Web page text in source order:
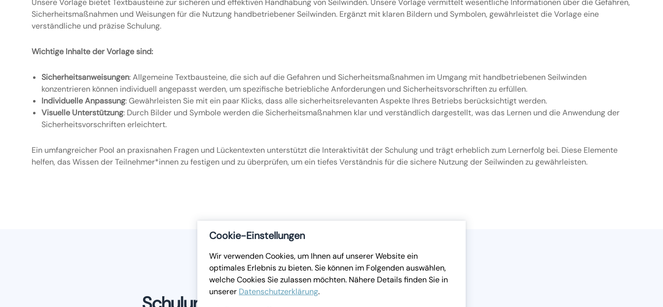
Unsere Vorlage bietet Textbausteine zur sicheren und effektiven Handhabung von Seilwinden. Unsere Vorlage vermittelt wesentliche Informationen über die Gefahren,
Sicherheitsmaßnahmen und Weisungen für die Nutzung handbetriebener Seilwinden. Ergänzt mit klaren Bildern und Symbolen, gewährleistet die Vorlage eine
verständliche und präzise Schulung.
Wichtige Inhalte der Vorlage sind:
Sicherheitsanweisungen: Allgemeine Textbausteine, die sich auf die Gefahren und Sicherheitsmaßnahmen im Umgang mit handbetriebenen Seilwinden
konzentrieren können individuell angepasst werden, um spezifische betriebliche Anforderungen und Sicherheitsvorschriften zu erfüllen.
Individuelle Anpassung: Gewährleisten Sie mit ein paar Klicks, dass alle sicherheitsrelevanten Aspekte Ihres Betriebs berücksichtigt werden.
Visuelle Unterstützung: Durch Bilder und Symbole werden die Sicherheitsmaßnahmen klar und verständlich dargestellt, was das Lernen und die Anwendung der
Sicherheitsvorschriften erleichtert.
Ein umfangreicher Pool an praxisnahen Fragen und Lückentexten unterstützt die Interaktivität der Schulung und trägt erheblich zum Lernerfolg bei. Diese Elemente
helfen, das Wissen der Teilnehmer*innen zu festigen und zu überprüfen, um ein tiefes Verständnis für die sichere Nutzung der Seilwinden zu gewährleisten.
Cookie-Einstellungen
Wir verwenden Cookies, um Ihnen auf unserer Website ein
optimales Erlebnis zu bieten. Sie können im Folgenden auswählen,
welche Cookies Sie zulassen möchten. Nähere Details finden Sie in
unserer Datenschutzerklärung.